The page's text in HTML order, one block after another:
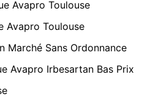
Avapro Toulouse
Avapro Toulouse
Marché Sans Ordonnance
Avapro Irbesartan Bas Prix